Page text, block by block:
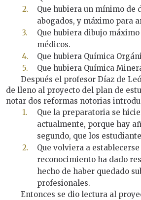
Que hubiera un mínimo
abogados, y máximo para
Que hubiera dibujo
médicos.
Que hubiera Química
Que hubiera Química
Después el profesor Díaz de
de lleno al proyecto del plan de
notar dos reformas notorias
Que la preparatoria se
actualmente, porque hay
segundo, que los
Que volviera a
reconocimiento ha dado
hecho de haber quedado
profesionales.
Entonces se dio lectura al